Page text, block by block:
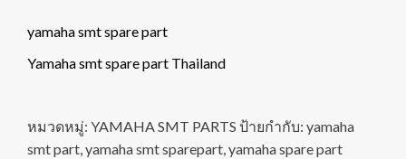
yamaha smt spare part
Yamaha smt spare part Thailand
หมวดหมู่: YAMAHA SMT PARTS ป้ายกำกับ: yamaha
smt part,yamaha smt sparepart,yamaha spare part